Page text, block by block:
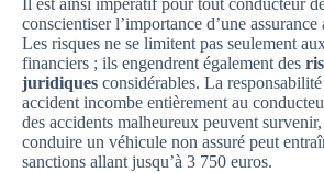
Il est ainsi impératif pour tout conducteur
conscientiser l’importance d’une assurance
Les risques ne se limitent pas seulement
financiers ; ils engendrent également des
juridiques considérables. La responsabilité
accident incombe entièrement au
des accidents malheureux peuvent
conduire un véhicule non assuré peut
sanctions allant jusqu’à 3 750 euros.